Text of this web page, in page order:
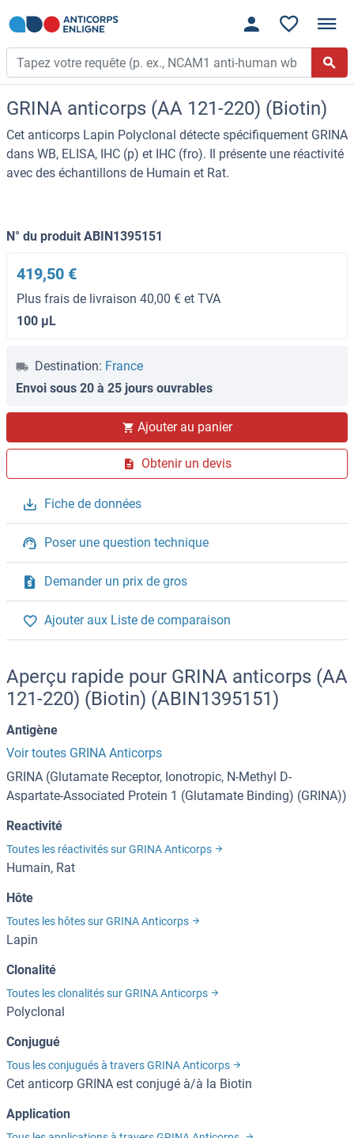
GRINA anticorps (AA 121-220) (Biotin)
Cet anticorps Lapin Polyclonal détecte spécifiquement GRINA
dans WB, ELISA, IHC (p) et IHC (fro). Il présente une réactivité
avec des échantillons de Humain et Rat.
N° du produit ABIN1395151
419,50 €
Plus frais de livraison 40,00 € et TVA
100 μL
Destination: France
Envoi sous 20 à 25 jours ouvrables
Ajouter au panier
Obtenir un devis
Fiche de données
Poser une question technique
Demander un prix de gros
Ajouter aux Liste de comparaison
Aperçu rapide pour GRINA anticorps (AA
121-220) (Biotin) (ABIN1395151)
Antigène
Voir toutes GRINA Anticorps
GRINA (Glutamate Receptor, Ionotropic, N-Methyl D-
Aspartate-Associated Protein 1 (Glutamate Binding) (GRINA))
Reactivité
Toutes les réactivités sur GRINA Anticorps
Humain, Rat
Hôte
Toutes les hôtes sur GRINA Anticorps
Lapin
Clonalité
Toutes les clonalités sur GRINA Anticorps
Polyclonal
Conjugué
Tous les conjugués à travers GRINA Anticorps
Cet anticorp GRINA est conjugé à/à la Biotin
Application